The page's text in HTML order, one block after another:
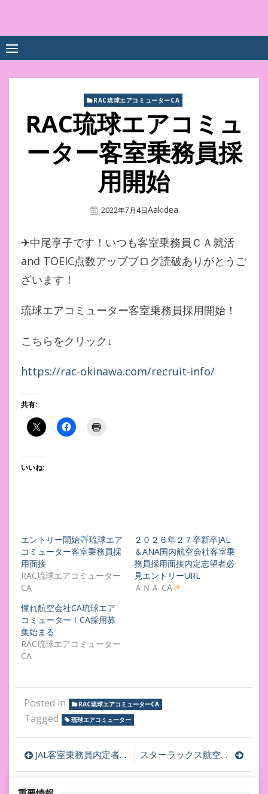
content
数UPｽｸｰﾙ
RAC琉球エアコミューターCA
RAC琉球エアコミュ
ーター客室乗務員採
用開始
Posted
2022年7月4日Author
Aakidea
✈︎中尾享子です！いつも客室乗務員ＣＡ就活
and TOEIC点数アップブログ読破ありがとうご
ざいます！
琉球エアコミューター客室乗務員採用開始！
こちらをクリック↓
https://rac-okinawa.com/recruit-info/
共有:
いいね:
エントリー開始
琉球エア
コミューター客室乗務員採
用面接
RAC琉球エアコミューター
CA
２０２６年２７卒新卒JAL
＆ANA国内航空会社客室乗
務員採用面接内定志望者必
見エントリーURL
ＡＮＡ CA
憧れ航空会社CA琉球エア
コミューター！CA採用募
集始まる
RAC琉球エアコミューター
CA
Posted in RAC琉球エアコミューターCA
Tagged 琉球エアコミューター
投
稿
JAL客室乗務員内定者の特徴や大切にされていること スターラックス航空客室乗務員採用開始✈星宇航空客室乗務員採用